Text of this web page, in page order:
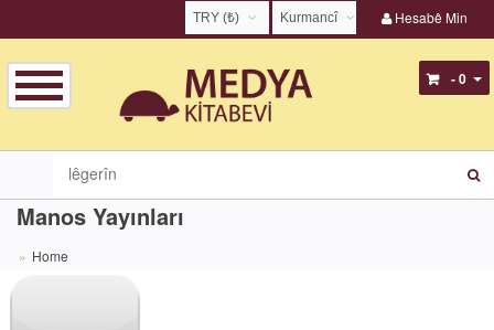
Hesabê Min
Kurmancî
Türkçe
Zazakî
TRY (₺)
EUR (€)
TRY (₺)
GBP (£)
- 0
Manos Yayınları
Home